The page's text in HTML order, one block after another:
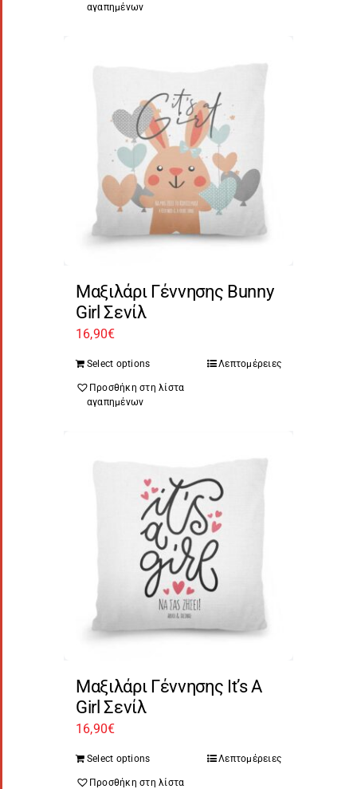
αγαπημένων
Μαξιλάρι Γέννησης Bunny
Girl Σενίλ
16,90€
Select options Λεπτομέρειες
Προσθήκη στη λίστα
αγαπημένων
Μαξιλάρι Γέννησης It’s A
Girl Σενίλ
16,90€
Select options Λεπτομέρειες
Προσθήκη στη λίστα